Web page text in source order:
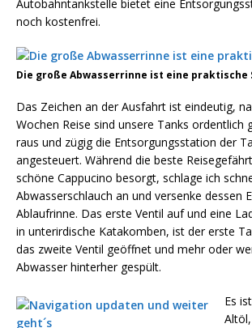
Autobahntankstelle bietet eine
noch kostenfrei.
Die große Abwasserrinne ist eine praktische
Das Zeichen an der Ausfahrt ist eindeutig,
Wochen Reise sind unsere Tanks ordentlich
raus und zügig die Entsorgungsstation der
angesteuert. Während die beste
schöne Cappucino besorgt, schlage ich
Abwasserschlauch an und versenke dessen
Ablaufrinne. Das erste Ventil auf und eine
in unterirdische Katakomben, ist der erste
das zweite Ventil geöffnet und mehr oder
Abwasser hinterher gespült.
Es